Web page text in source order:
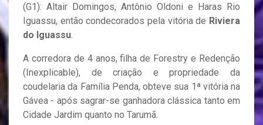
(G1): Altair Domingos, Antônio Oldoni e Haras Rio
Iguassu, então condecorados pela vitória de Riviera
do Iguassu
A corredora de 4 anos, filha de Forestry e Redenção
(Inexplicable), de criação e propriedade da
coudelaria da Família Penda, obteve sua 1ª vitória na
Gávea - após sagrar-se ganhadora clássica tanto em
Cidade Jardim quanto no Tarumã.